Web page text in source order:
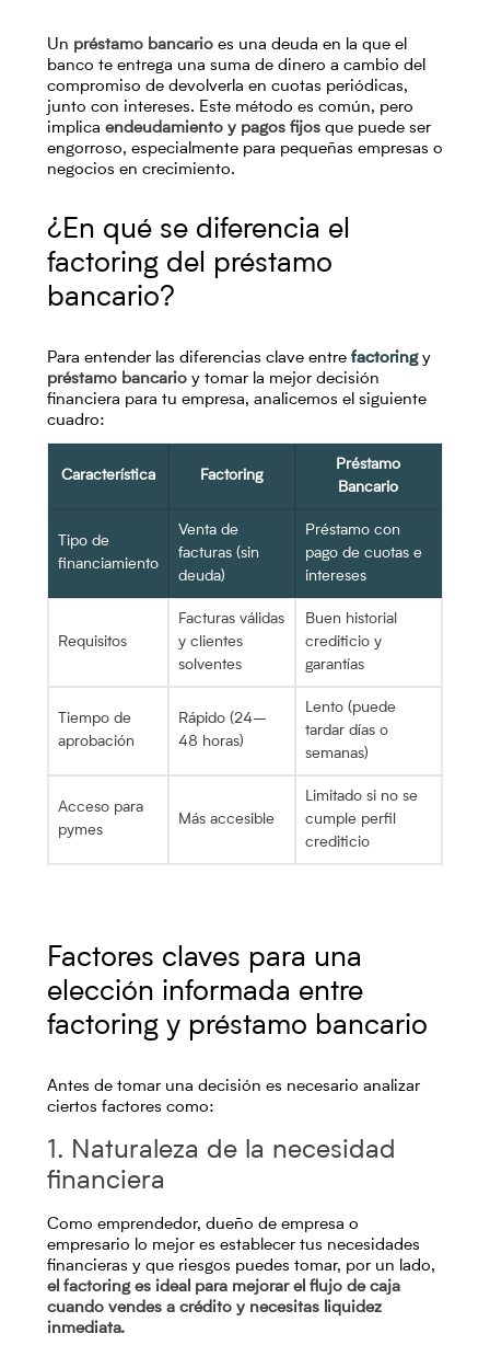
Un préstamo bancarioes una deuda en la que el
banco te entrega una suma de dinero a cambio del
compromiso de devolverla en cuotas periódicas,
junto con intereses. Este método es común, pero
implica endeudamiento y pagos fijosque puede ser
engorroso, especialmente para pequeñas empresas o
negocios en crecimiento.
¿En qué se diferencia el
factoring del préstamo
bancario?
Para entender las diferencias clave entre factoringy
préstamo bancarioy tomar la mejor decisión
financiera para tu empresa, analicemos el siguiente
cuadro:
Característica Factoring
Préstamo
Bancario
Tipo de
financiamiento
Venta de
facturas (sin
deuda)
Préstamo con
pago de cuotas e
intereses
Requisitos
Facturas válidas
y clientes
solventes
Buen historial
crediticio y
garantías
Tiempo de
aprobación
Rápido (24–
48 horas)
Lento (puede
tardar días o
semanas)
Acceso para
pymes
Más accesible
Limitado si no se
cumple perfil
crediticio
Factores claves para una
elección informada entre
factoring y préstamo bancario
Antes de tomar una decisión es necesario analizar
ciertos factores como:
1. Naturaleza de la necesidad
financiera
Como emprendedor, dueño de empresa o
empresario lo mejor es establecer tus necesidades
financieras y que riesgos puedes tomar, por un lado,
el factoring es ideal para mejorar el flujo de caja
cuando vendes a crédito y necesitas liquidez
inmediata.